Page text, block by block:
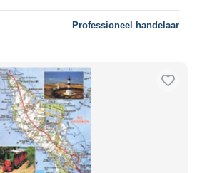
Professioneel handelaar